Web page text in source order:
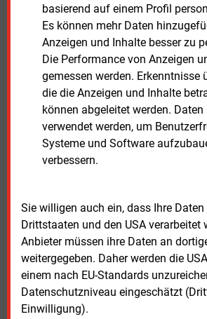
basierend auf einem Profil
Es können mehr Daten
Anzeigen und Inhalte besser zu
Die Performance von Anzeigen
gemessen werden. Erkenntnisse
die die Anzeigen und Inhalte
können abgeleitet werden. Daten
verwendet werden, um
Systeme und Software
verbessern.
Sie willigen auch ein, dass Ihre
Drittstaaten und den USA verarbeitet
Anbieter müssen ihre Daten an
weitergegeben. Daher werden die
einem nach EU-Standards
Datenschutzniveau eingeschätzt
Einwilligung).
Aufsichtsratsvorsitzende an der
den Aussagen vor dem Rat am 26.
Und wenn Heike Heim
gegenüber dem Aufsichtsrat nicht
ist, warum hat das Gremium sie
Der Sprecher des
Verständnis, „dass wir zum
Rücksicht auf schwebende
zu den von Ihnen angesprochenen
Fragen bei Weitem nicht so
sie bislang durch verschiedene
dargestellt worden sind“.
Nicht zu erfahren war, ob Heike
strategischen Zug des
Auszügen aus dem Aderhold-